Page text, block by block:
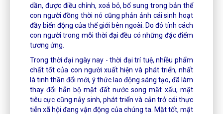
dần, được điều chỉnh, xoá bỏ, bổ sung trong bản thể
con người đồng thời nó cũng phản ảnh cái sinh hoạt
đầy biến động của thế giới bên ngoài. Do đó tính cách
con người trong mỗi thời đại đều có những đặc điểm
tương ứng.
Trong thời đại ngày nay - thời đại trí tuệ, nhiều phẩm
chất tốt của con người xuất hiện và phát triển, nhất
là tinh thần đổi mới, ý thức lao động sáng tạo, đã làm
thay đổi hẳn bộ mặt đất nước song mặt xấu, mặt
tiêu cực cũng nảy sinh, phát triển và cản trở cái thực
tiễn xã hội đang vận động của chúng ta. Mặt tốt, mặt